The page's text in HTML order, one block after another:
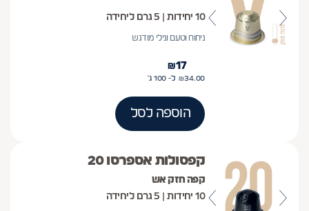
10 יחידות | 5 גרם ליחידה
ניחוח וטעם ונילי מודגש
17
₪
34.00
₪ ל- 100 ג'
הוספה לסל
קפסולות אספרסו 20
קפה חזק אש
10 יחידות | 5 גרם ליחידה